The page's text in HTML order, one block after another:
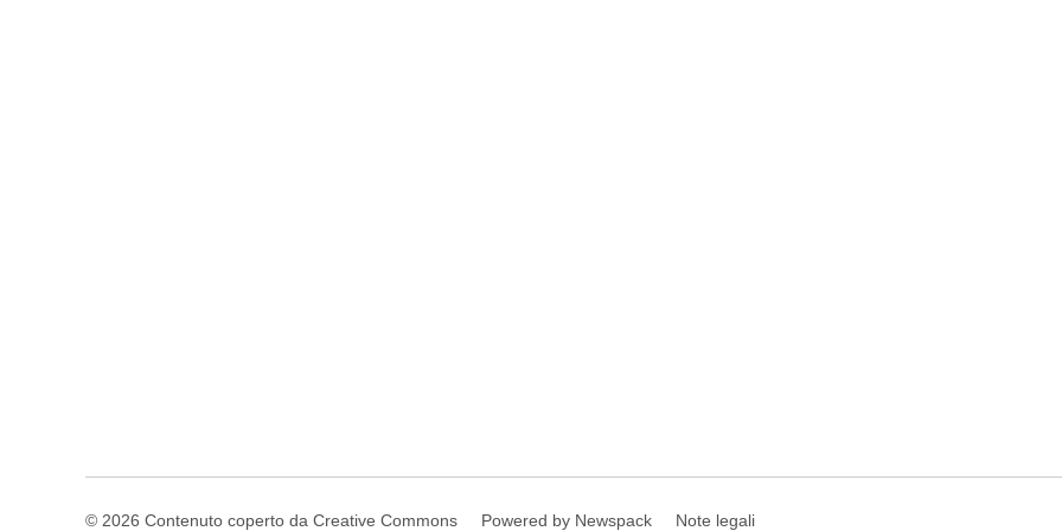
© 2026 Contenuto coperto da Creative Commons Powered by Newspack Note legali